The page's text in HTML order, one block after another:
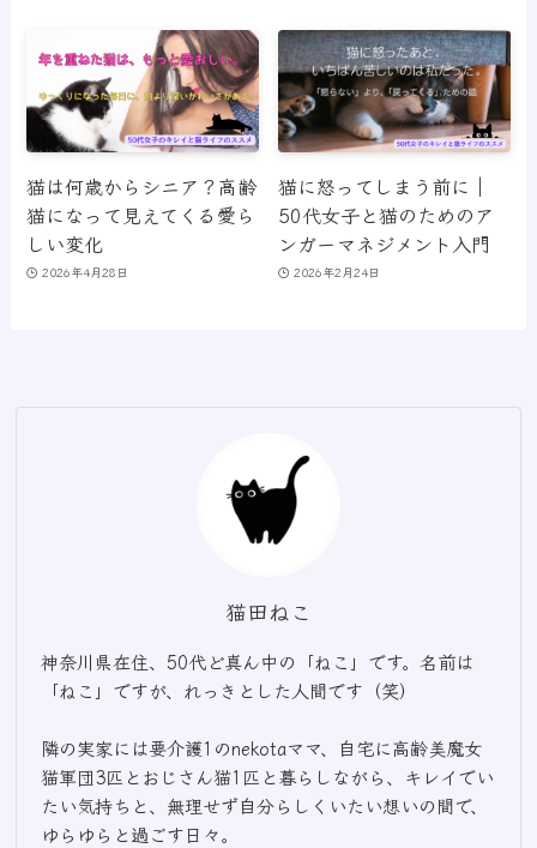
猫は何歳からシニア？高齢
猫になって見えてくる愛ら
しい変化
2026年4月28日
猫に怒ってしまう前に｜
50代女子と猫のためのア
ンガーマネジメント入門
2026年2月24日
猫田ねこ
神奈川県在住、50代ど真ん中の「ねこ」です。名前は
「ねこ」ですが、れっきとした人間です（笑）
隣の実家には要介護1のnekotaママ、自宅に高齢美魔女
猫軍団3匹とおじさん猫1匹と暮らしながら、キレイでい
たい気持ちと、無理せず自分らしくいたい想いの間で、
ゆらゆらと過ごす日々。